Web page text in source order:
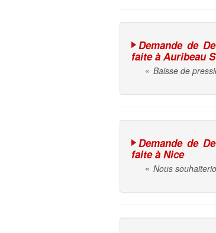
Demande de
faite à Auribeau
« Baisse de
Demande de
faite à Nice
« Nous